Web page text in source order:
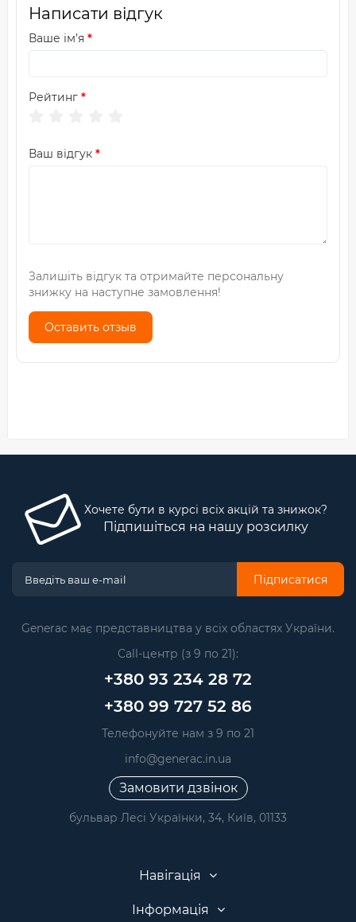
Написати відгук
Ваше ім’я
Рейтинг
Ваш відгук
Залишіть відгук та отримайте персональну
знижку на наступне замовлення!
Оставить отзыв
Хочете бути в курсі всіх акцій та знижок?
Підпишіться на нашу розсилку
Підписатися
Generac має представництва у всіх областях України.
Call-центр (з 9 по 21):
+380 93 234 28 72
+380 99 727 52 86
Телефонуйте нам з 9 по 21
info@generac.in.ua
Замовити дзвінок
бульвар Лесі Українки, 34, Київ, 01133
Навігація
Інформація